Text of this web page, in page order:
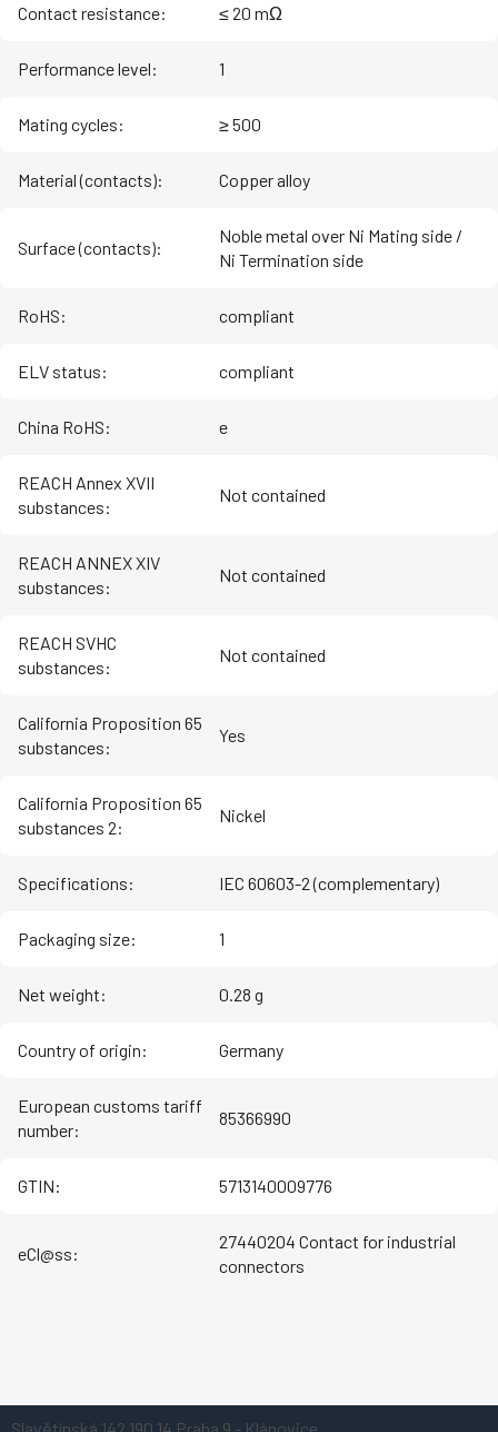
Contact resistance: ≤ 20 mΩ
Performance level: 1
Mating cycles: ≥ 500
Material (contacts): Copper alloy
Surface (contacts):
Noble metal over Ni Mating side /
Ni Termination side
RoHS: compliant
ELV status: compliant
China RoHS: e
REACH Annex XVII
substances:
Not contained
REACH ANNEX XIV
substances:
Not contained
REACH SVHC
substances:
Not contained
California Proposition 65
substances:
Yes
California Proposition 65
substances 2:
Nickel
Specifications: IEC 60603-2 (complementary)
Packaging size: 1
Net weight: 0.28 g
Country of origin: Germany
European customs tariff
number:
85366990
GTIN: 5713140009776
eCl@ss:
27440204 Contact for industrial
connectors